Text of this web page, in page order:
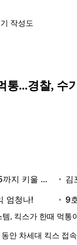
작성도
통...경찰, 수
, 킥스가 한때 먹
안 차세대 킥스 접